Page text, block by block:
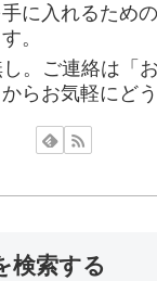
に入れるため
。
。ご連絡は「
らお気軽にどう
検索する